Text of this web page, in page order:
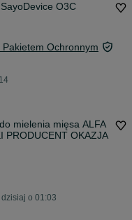
O3C
Pakietem Ochronnym
mielenia mięsa ALFA
PRODUCENT OKAZJA
o 01:03